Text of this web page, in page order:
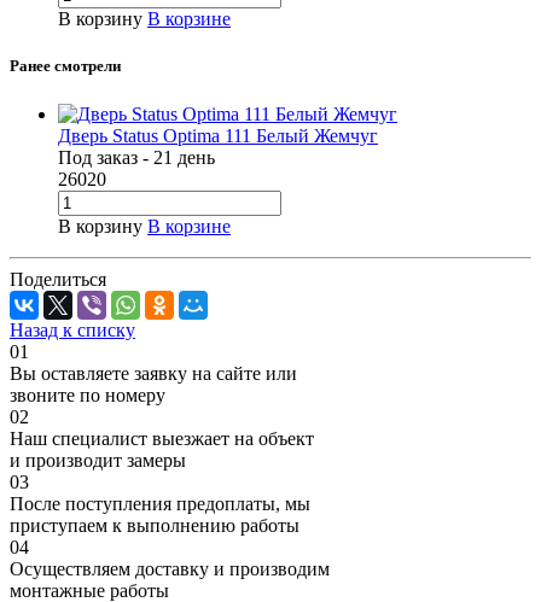
В корзину В корзине
Ранее смотрели
Дверь Status Optima 111 Белый Жемчуг
Под заказ - 21 день
26020
В корзину В корзине
Поделиться
Назад к списку
01
Вы оставляете заявку на сайте или
звоните по номеру
02
Наш специалист выезжает на объект
и производит замеры
03
После поступления предоплаты, мы
приступаем к выполнению работы
04
Осуществляем доставку и производим
монтажные работы